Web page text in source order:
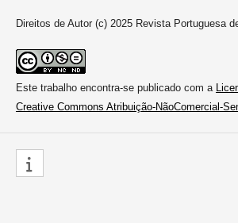
Direitos de Autor (c) 2025 Revista Portuguesa
Este trabalho encontra-se publicado com a
Creative Commons Atribuição-NãoComercial-